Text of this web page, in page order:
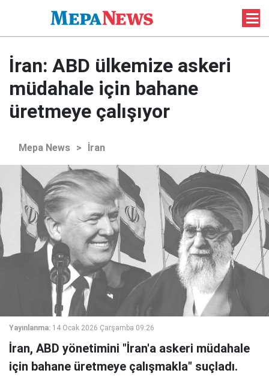
İran: ABD ülkemize askeri
müdahale için bahane
üretmeye çalışıyor
Mepa News > İran
Yayınlanma: 14 Ocak 2026 Çarşamba 09:26
İran, ABD yönetimini "İran'a askeri müdahale
için bahane üretmeye çalışmakla" suçladı.